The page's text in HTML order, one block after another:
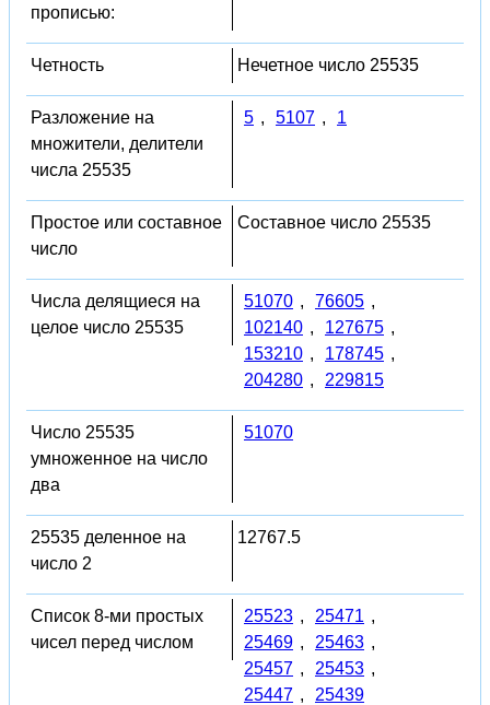
прописью:
Четность Нечетное число 25535
Разложение на
множители, делители
числа 25535
5 , 5107 , 1
Простое или составное
число
Составное число 25535
Числа делящиеся на
целое число 25535
51070 , 76605 ,
102140 , 127675 ,
153210 , 178745 ,
204280 , 229815
Число 25535
умноженное на число
два
51070
25535 деленное на
число 2
12767.5
Список 8-ми простых
чисел перед числом
25523 , 25471 ,
25469 , 25463 ,
25457 , 25453 ,
25447 , 25439